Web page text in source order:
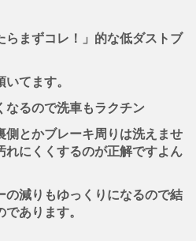
まずコレ！」的な低ダストブ
てます。
なるので洗車もラクチン
とかブレーキ周りは洗えませ
れにくくするのが正解ですよん
の減りもゆっくりになるので結
あります。